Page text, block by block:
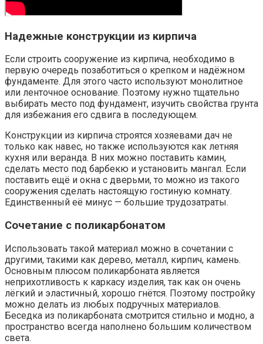
Надежные конструкции из кирпича
Если строить сооружение из кирпича, необходимо в
первую очередь позаботиться о крепком и надёжном
фундаменте. Для этого часто используют монолитное
или ленточное основание. Поэтому нужно тщательно
выбирать место под фундамент, изучить свойства грунта
для избежания его сдвига в последующем.
Конструкции из кирпича строятся хозяевами дач не
только как навес, но также используются как летняя
кухня или веранда. В них можно поставить камин,
сделать место под барбекю и установить мангал. Если
поставить ещё и окна с дверьми, то можно из такого
сооружения сделать настоящую гостиную комнату.
Единственный её минус — большие трудозатраты.
Сочетание с поликарбонатом
Использовать такой материал можно в сочетании с
другими, такими как дерево, металл, кирпич, камень.
Основным плюсом поликарбоната является
неприхотливость к каркасу изделия, так как он очень
лёгкий и эластичный, хорошо гнётся. Поэтому постройку
можно делать из любых подручных материалов.
Беседка из поликарбоната смотрится стильно и модно, а
пространство всегда наполнено большим количеством
света.